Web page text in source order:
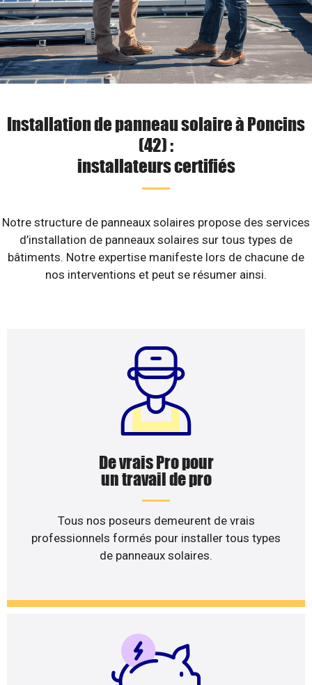
Installation de panneau solaire à Poncins
(42) :
installateurs certifiés
Notre structure de panneaux solaires propose des services
d’installation de panneaux solaires sur tous types de
bâtiments. Notre expertise manifeste lors de chacune de
nos interventions et peut se résumer ainsi.
De vrais Pro pour
un travail de pro
Tous nos poseurs demeurent de vrais
professionnels formés pour installer tous types
de panneaux solaires.